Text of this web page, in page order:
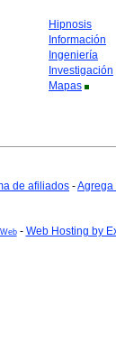
Hipnosis
Información
Ingeniería
Investigación
Mapas
de afiliados -Agrega
- Web Hosting by